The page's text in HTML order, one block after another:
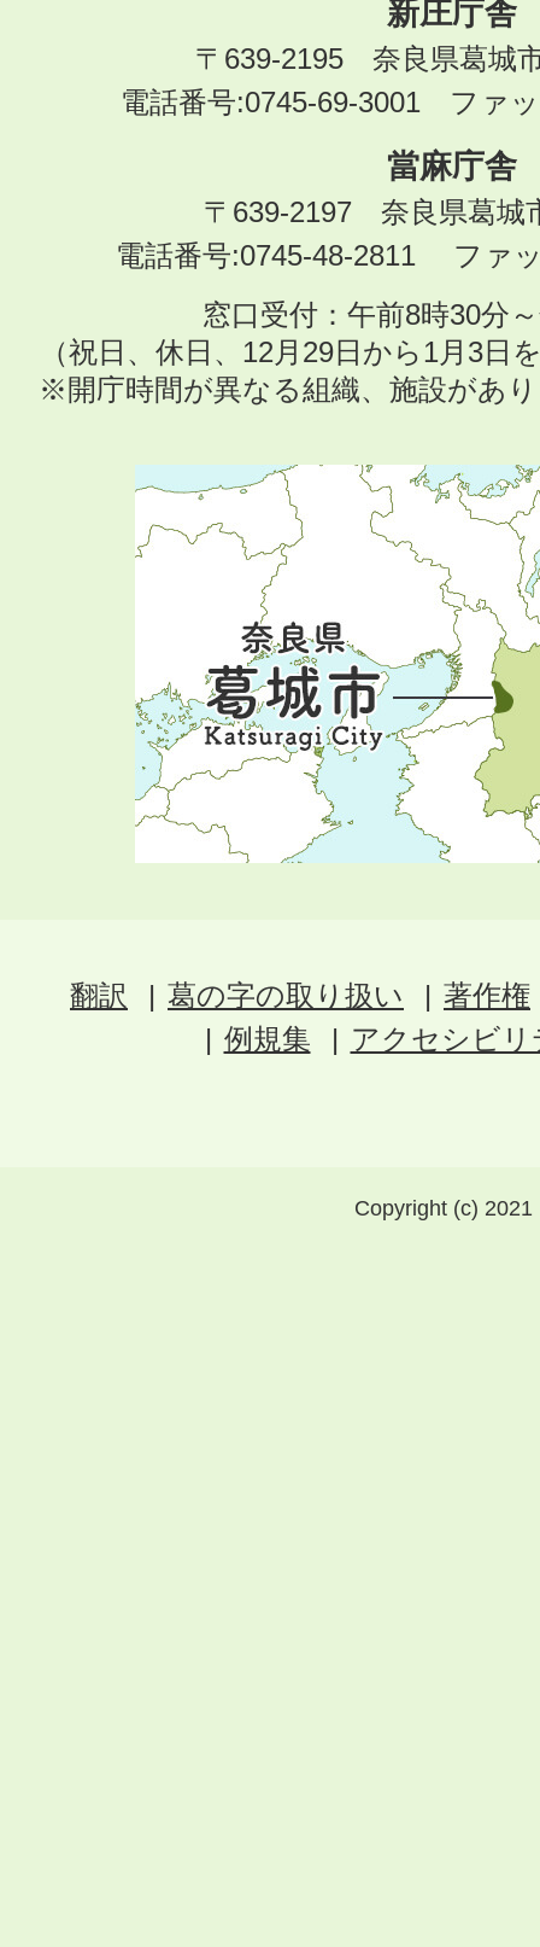
新庄庁舎
〒639-2195 奈良県葛城
電話番号:0745-69-3001 ファ
當麻庁舎
〒639-2197 奈良県葛城
電話番号:0745-48-2811 ファ
窓口受付：午前8時30分
（祝日、休日、12月29日から1月3日
※開庁時間が異なる組織、施設があ
翻訳 葛の字の取り扱い
著作権
例規集
アクセシビ
Copyright (c)